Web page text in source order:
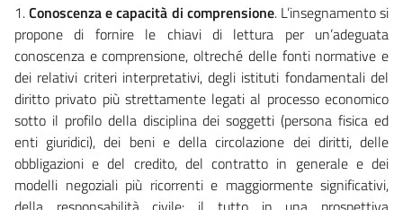
1.Conoscenza e capacità di comprensione. L’insegnamento si
propone di fornire le chiavi di lettura per un’adeguata
conoscenza e comprensione, oltreché delle fonti normative e
dei relativi criteri interpretativi, degli istituti fondamentali del
diritto privato più strettamente legati al processo economico
sotto il profilo della disciplina dei soggetti (persona fisica ed
enti giuridici), dei beni e della circolazione dei diritti, delle
obbligazioni e del credito, del contratto in generale e dei
modelli negoziali più ricorrenti e maggiormente significativi,